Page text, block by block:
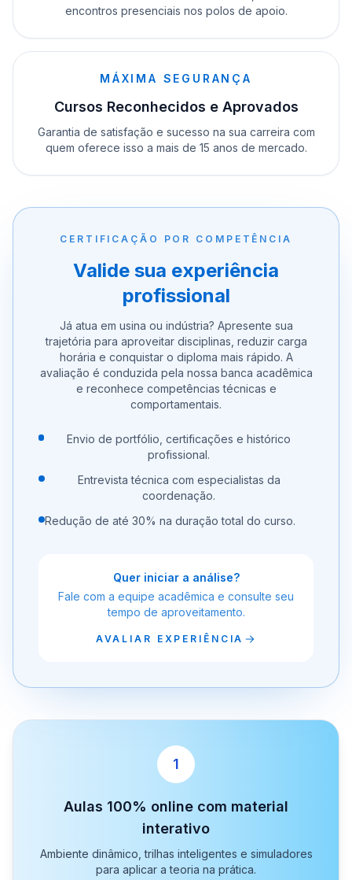
encontros presenciais nos polos de apoio.
MÁXIMA SEGURANÇA
Cursos Reconhecidos e Aprovados
Garantia de satisfação e sucesso na sua carreira com
quem oferece isso a mais de 15 anos de mercado.
CERTIFICAÇÃO POR COMPETÊNCIA
Valide sua experiência
profissional
Já atua em usina ou indústria? Apresente sua
trajetória para aproveitar disciplinas, reduzir carga
horária e conquistar o diploma mais rápido. A
avaliação é conduzida pela nossa banca acadêmica
e reconhece competências técnicas e
comportamentais.
Envio de portfólio, certificações e histórico
profissional.
Entrevista técnica com especialistas da
coordenação.
Redução de até 30% na duração total do curso.
Quer iniciar a análise?
Fale com a equipe acadêmica e consulte seu
tempo de aproveitamento.
AVALIAR EXPERIÊNCIA
1
Aulas 100% online com material
interativo
Ambiente dinâmico, trilhas inteligentes e simuladores
para aplicar a teoria na prática.